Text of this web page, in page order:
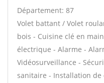
Département: 87
Volet battant / Volet
bois - Cuisine clé en
électrique - Alarme -
Vidéosurveillance -
sanitaire - Installation